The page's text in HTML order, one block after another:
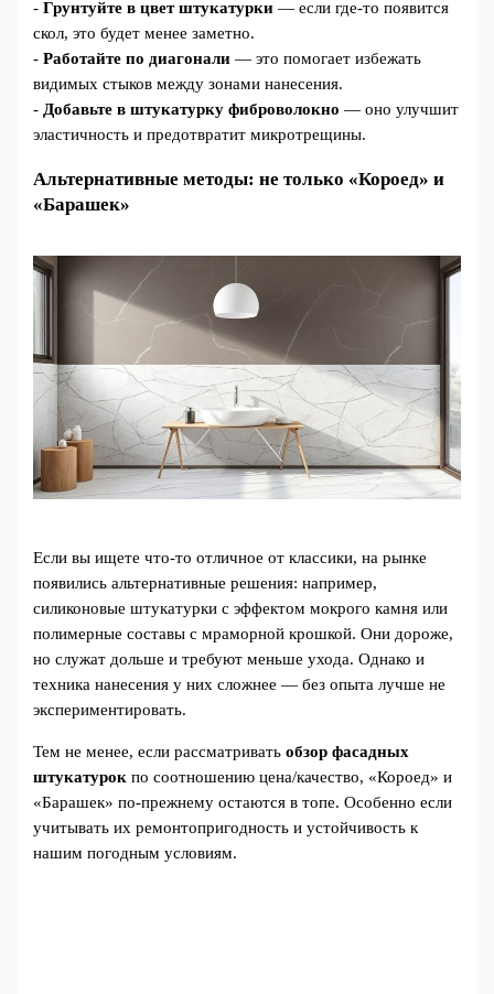
-Грунтуйте в цвет штукатурки — если где-то появится
скол, это будет менее заметно.
-Работайте по диагонали — это помогает избежать
видимых стыков между зонами нанесения.
- Добавьте в штукатурку фиброволокно — оно улучшит
эластичность и предотвратит микротрещины.
Альтернативные методы: не только «Короед» и
«Барашек»
Если вы ищете что-то отличное от классики, на рынке
появились альтернативные решения: например,
силиконовые штукатурки с эффектом мокрого камня или
полимерные составы с мраморной крошкой. Они дороже,
но служат дольше и требуют меньше ухода. Однако и
техника нанесения у них сложнее — без опыта лучше не
экспериментировать.
Тем не менее, если рассматриватьобзор фасадных
штукатурок по соотношению цена/качество, «Короед» и
«Барашек» по-прежнему остаются в топе. Особенно если
учитывать их ремонтопригодность и устойчивость к
нашим погодным условиям.